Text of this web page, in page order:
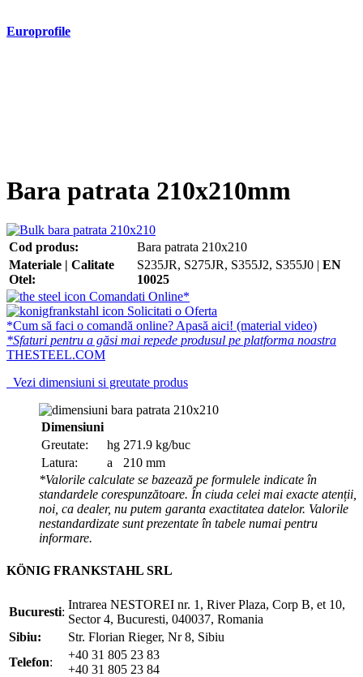
Europrofile
Bara patrata 210x210mm
Cod produs:
Bara patrata 210x210
Materiale | Calitate
Otel:
S235JR, S275JR, S355J2, S355J0 | EN
10025
Comandati Online*
Solicitati o Oferta
*Cum să faci o comandă online? Apasă aici! (material video)
*Sfaturi pentru a găsi mai repede produsul pe platforma noastra
THESTEEL.COM
Vezi dimensiuni si greutate produs
Dimensiuni
Greutate:
hg 271.9 kg/buc
Latura:
a
210 mm
*Valorile calculate se bazează pe formulele indicate în
standardele corespunzătoare. În ciuda celei mai exacte atenții,
noi, ca dealer, nu putem garanta exactitatea datelor. Valorile
nestandardizate sunt prezentate în tabele numai pentru
informare.
KÖNIG FRANKSTAHL SRL
Bucuresti:
Intrarea NESTOREI nr. 1, River Plaza, Corp B, et 10,
Sector 4, Bucuresti, 040037, Romania
Sibiu:
Str. Florian Rieger, Nr 8, Sibiu
Telefon:
+40 31 805 23 83
+40 31 805 23 84